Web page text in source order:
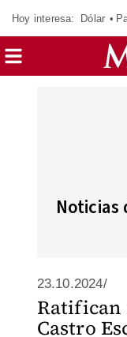
Hoy interesa: Dólar
Noticias
23.10.2024/
Ratifican
Castro